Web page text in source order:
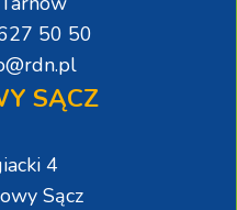
50 50
SĄCZ
4
Sącz